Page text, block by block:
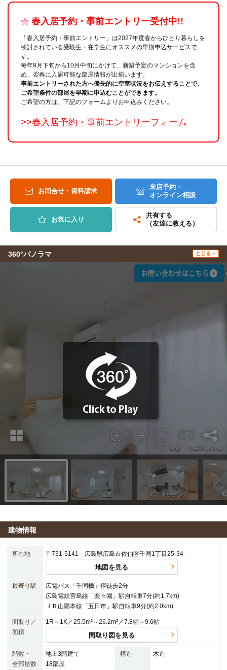
春入居予約・事前エントリー受付中!!
「春入居予約・事前エントリー」は2027年度春からひとり暮らしを
検討されている受験生・在学生にオススメの早期申込サービスで
す。
毎年9月下旬から10月中旬にかけて、新築予定のマンションを含
め、翌春に入居可能な部屋情報が出揃います。
事前エントリーされた方へ優先的に空室状況をお伝えすることで、
ご希望条件の部屋を早期に申込むことができます。
ご希望の方は、下記のフォームよりお申込みください。
>>春入居予約・事前エントリーフォーム
お問合せ・資料請求
来店予約・
オンライン相談
お気に入り
共有する
（友達に教える）
360°パノラマ とじる
建物情報
所在地 〒731-5141 広島県広島市佐伯区千同1丁目25-34
地図を見る
最寄り駅
広電バス「千同橋」停徒歩2分
広島電鉄宮島線「楽々園」駅自転車7分(約1.7km)
ＪＲ山陽本線「五日市」駅自転車9分(約2.0km)
間取り／
面積
1R～1K／25.5m²～26.2m²／7.8帖～9.6帖
間取り図を見る
階数・
全部屋数
地上3階建て
18部屋
構造 木造